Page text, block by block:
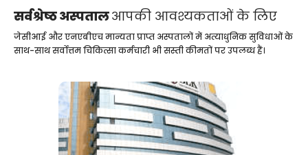
सर्वश्रेष्ठ अस्पतालआपकी आवश्यकताओं के लिए
जेसीआई और एनएबीएच मान्यता प्राप्त अस्पतालों में अत्याधुनिक सुविधाओं के
साथ-साथ सर्वोत्तम चिकित्सा कर्मचारी भी सस्ती कीमतों पर उपलब्ध हैं।